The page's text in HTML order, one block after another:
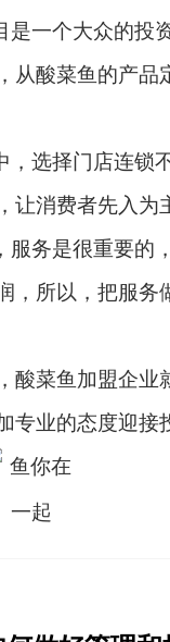
是一个大众的投
从酸菜鱼的产品
，选择门店连锁
让消费者先入为
服务是很重要的
，所以，把服务
酸菜鱼加盟企业
专业的态度迎接